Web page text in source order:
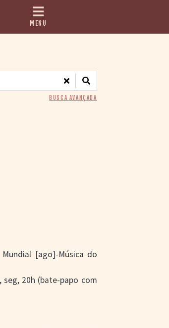
MENU
BUSCA AVANÇADA
[ago]-Música do
seg, 20h (bate-papo com